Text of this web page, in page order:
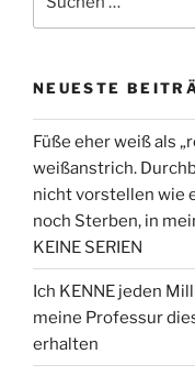
nach:
NEUESTE
Füße eher weiß als
weißanstrich.
nicht vorstellen wie
noch Sterben, in
KEINE SERIEN
Ich KENNE jeden
meine Professur
erhalten